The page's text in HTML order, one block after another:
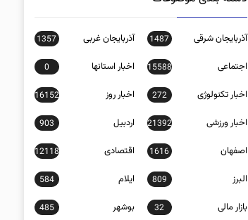
آذربایجان شرقی 1487 آذربایجان غربی 1357
اجتماعی 15588 اخبار استانها 0
اخبار تکنولوژی 272 اخبار روز 16152
اخبار ورزشی 21392 اردبیل 903
اصفهان 1616 اقتصادی 12118
البرز 809 ایلام 584
بازار مالی 32 بوشهر 485